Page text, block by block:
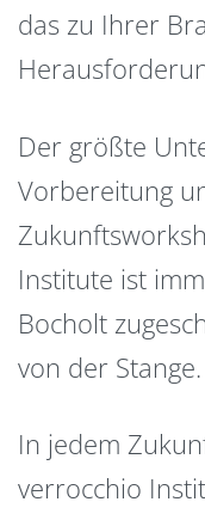
das zu Ihrer
Der größte
Vorbereitung
Institute ist
Bocholt
von der Stange.
In jedem
verrocchio